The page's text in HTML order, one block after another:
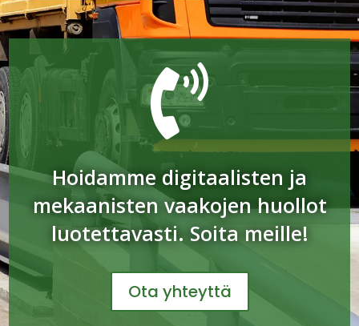

Hoidamme digitaalisten ja
mekaanisten vaakojen huollot
luotettavasti. Soita meille!
Ota yhteyttä